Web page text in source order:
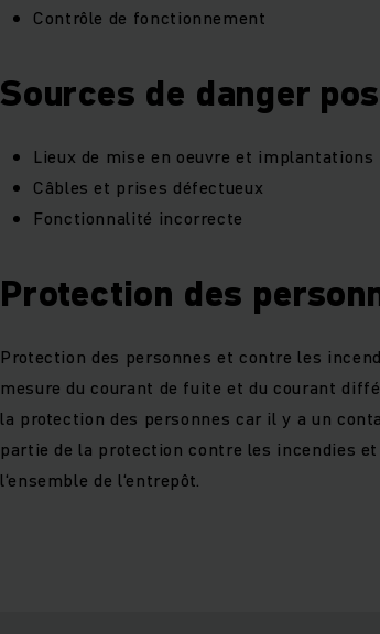
Contrôle de fonctionnement
Sources de danger
Lieux de mise en oeuvre et
Câbles et prises défectueux
Fonctionnalité incorrecte
Protection des
Protection des personnes et contre les
mesure du courant de fuite et du courant
la protection des personnes car il y a un
partie de la protection contre les incendies
l‘ensemble de l‘entrepôt.